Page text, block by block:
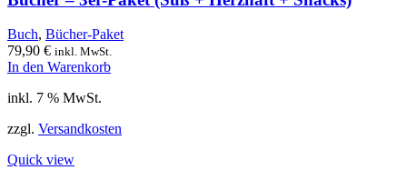
Buch, Bücher-Paket
79,90 € inkl. MwSt.
In den Warenkorb
inkl. 7 % MwSt.
zzgl. Versandkosten
Quick view